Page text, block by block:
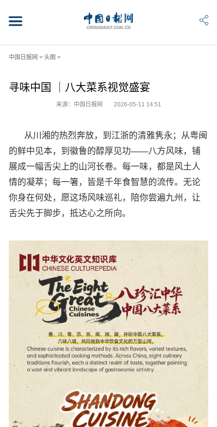
中国日报网 > 头图 >
寻味中国 ｜八大菜系视觉盛宴
来源：中国日报网 2026-05-11 14:51
从川湘的热烈奔放，到江浙的清雅隽永；从粤闽
的鲜中见本，到徽鲁的醇厚见功——八方风味，铺
展成一幅舌尖上的山河长卷。每一味，都是风土人
情的凝萃；每一箸，皆是千年食智慧的流传。无论
你身在何处，愿这场风味巡礼，陪你尝遍九州，让
舌尖先于脚步，抵达心之所向。